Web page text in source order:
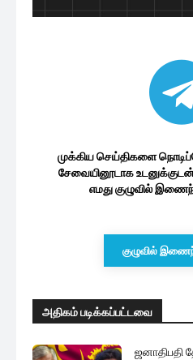
முக்கிய செய்திகளை
சேவையினூடாக
எமது குழுவில்
குழுவில்